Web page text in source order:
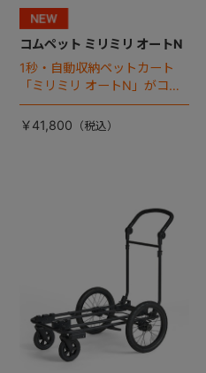
コムペット ミリミリ オートN
1秒・自動収納ペットカート
「ミリミリ オートN」がコム
ペットから登場！
￥41,800